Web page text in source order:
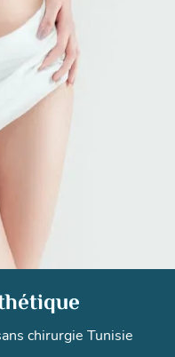
chirurgie Tunisie